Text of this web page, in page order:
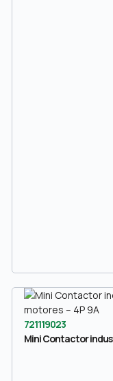
721119023
Mini Contactor